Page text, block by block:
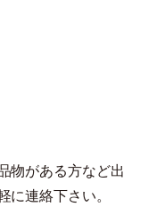
物がある方など出
連絡下さい。